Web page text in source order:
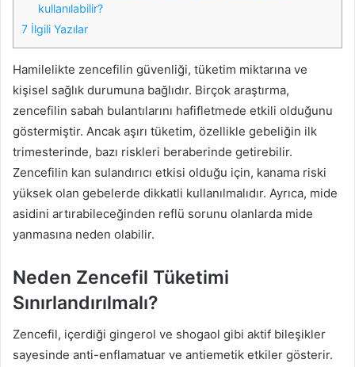
kullanılabilir?
7 İlgili Yazılar
Hamilelikte zencefilin güvenliği, tüketim miktarına ve
kişisel sağlık durumuna bağlıdır. Birçok araştırma,
zencefilin sabah bulantılarını hafifletmede etkili olduğunu
göstermiştir. Ancak aşırı tüketim, özellikle gebeliğin ilk
trimesterinde, bazı riskleri beraberinde getirebilir.
Zencefilin kan sulandırıcı etkisi olduğu için, kanama riski
yüksek olan gebelerde dikkatli kullanılmalıdır. Ayrıca, mide
asidini artırabileceğinden reflü sorunu olanlarda mide
yanmasına neden olabilir.
Neden Zencefil Tüketimi
Sınırlandırılmalı?
Zencefil, içerdiği gingerol ve shogaol gibi aktif bileşikler
sayesinde anti-enflamatuar ve antiemetik etkiler gösterir.